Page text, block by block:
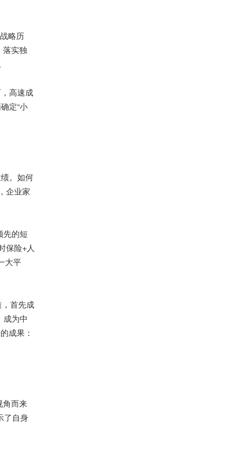
略历
落实独
高速成
定“小
。如何
企业家
先的短
保险+人
大平
首先成
成为中
成果：
角而来
了自身